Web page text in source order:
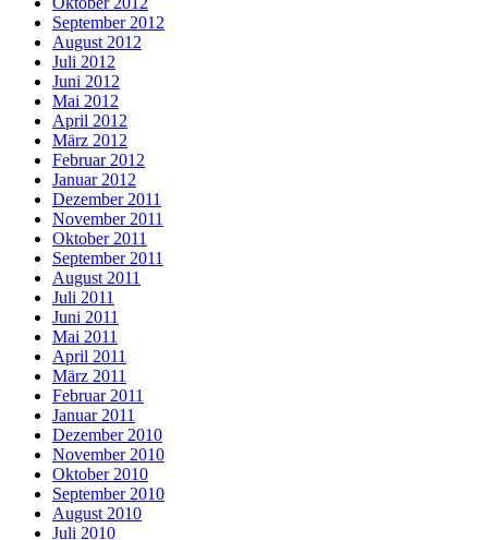
September 2012
August 2012
Juli 2012
Juni 2012
Mai 2012
April 2012
März 2012
Februar 2012
Januar 2012
Dezember 2011
November 2011
Oktober 2011
September 2011
August 2011
Juli 2011
Juni 2011
Mai 2011
April 2011
März 2011
Februar 2011
Januar 2011
Dezember 2010
November 2010
Oktober 2010
September 2010
August 2010
Juli 2010